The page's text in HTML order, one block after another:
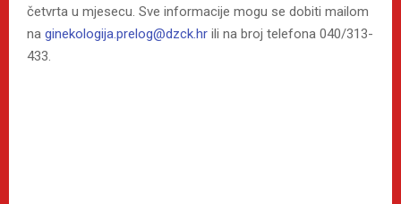
četvrta u mjesecu. Sve informacije mogu se dobiti mailom
na ginekologija.prelog@dzck.hr ili na broj telefona 040/313-
433.